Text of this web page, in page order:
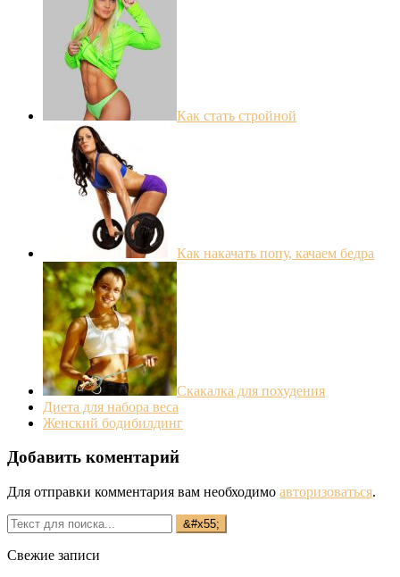
Как стать стройной
Как накачать попу, качаем бедра
Скакалка для похудения
Диета для набора веса
Женский бодибилдинг
Добавить коментарий
Для отправки комментария вам необходимо авторизоваться.
Свежие записи